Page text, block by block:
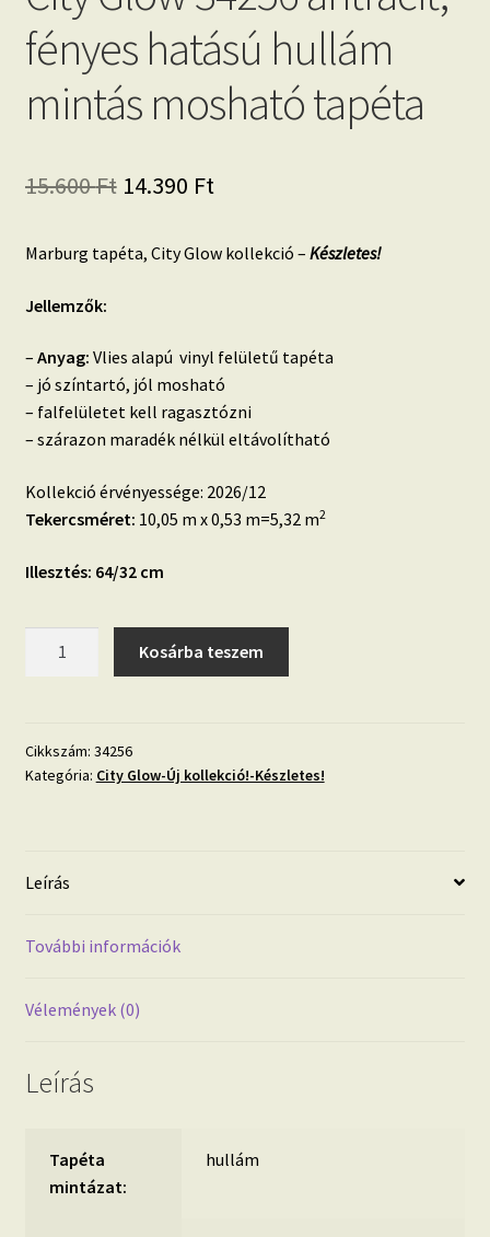
fényes hatású hullám
mintás mosható tapéta
15.600Ft Original
was:
14.390 FtCurrent
is:
Marburg tapéta, City Glow kollekció – Készletes!
Jellemzők:
– Anyag: Vlies alapú vinyl felületű tapéta
– jó színtartó, jól mosható
– falfelületet kell ragasztózni
– szárazon maradék nélkül eltávolítható
Kollekció érvényessége: 2026/12
Tekercsméret: 10,05 m x 0,53 m=5,32 m2
Illesztés: 64/32 cm
fényes
hatású
tapéta
Kosárba teszem
Cikkszám: 34256
Kategória: City Glow-Új kollekció!-Készletes!
Leírás
További információk
Vélemények (0)
Leírás
Tapéta
mintázat:
hullám